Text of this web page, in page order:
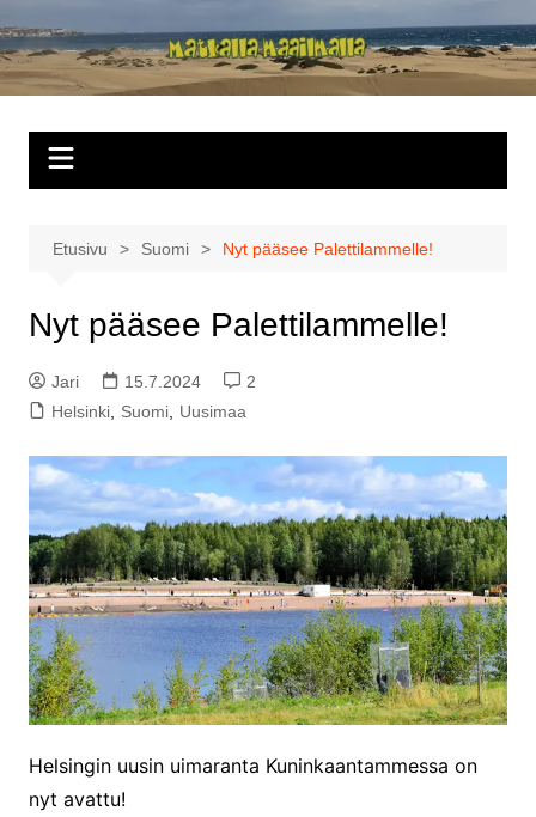
sisältöön
Matkalla
maailmalla
Etusivu Suomi Nyt pääsee Palettilammelle!
Nyt pääsee Palettilammelle!
Jari 15.7.2024
2
Helsinki, Suomi, Uusimaa
Helsingin uusin uimaranta Kuninkaantammessa on
nyt avattu!